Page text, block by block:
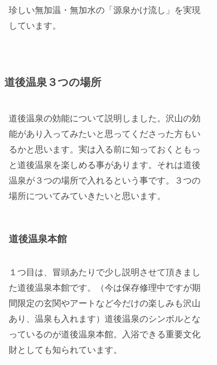
珍しい無加温・無加水の「源泉かけ流し」を実現
しています。
道後温泉３つの場所
道後温泉の効能について説明しました。沢山の効
能があり入ってみたいと思ってくださった方もい
るかと思います。実は入る前に知っておくともっ
と道後温泉を楽しめる事があります。それは道後
温泉が３つの場所で入れるという事です。３つの
場所についてみていきたいと思います。
道後温泉本館
１つ目は、冒頭あたりで少し説明させて頂きまし
た道後温泉本館です。（今は保存修理中ですが期
間限定の玄関やアートなど今だけの楽しみも沢山
あり、温泉も入れます）道後温泉のシンボルとな
っているのが道後温泉本館。
入浴できる重要文化
財としても知られています。